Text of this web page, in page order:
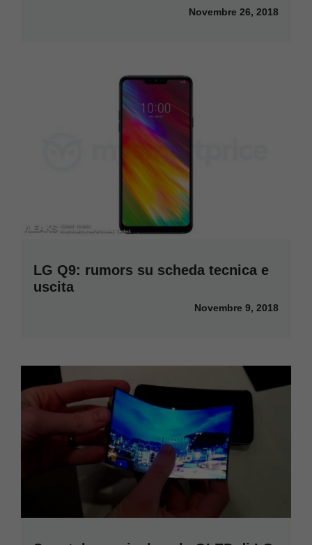
Novembre 26, 2018
LG Q9: rumors su scheda tecnica e
uscita
Novembre 9, 2018